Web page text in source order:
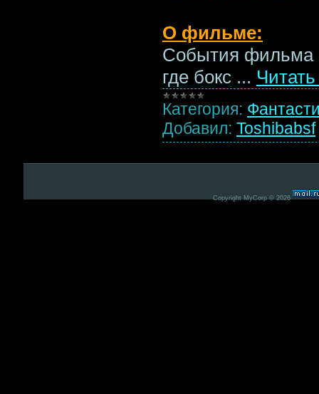
О фильме:
События фильма
где бокс ...
Категория:
Добавил: Toshibabsf
Copyright MyCorp © 2026